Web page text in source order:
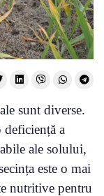
sunt diverse.
deficiență a
ale solului,
este o mai
nutritive pentru